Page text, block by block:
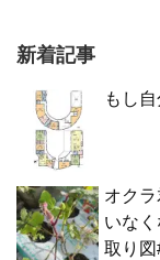
新着記事
もし
オク
いな
取り